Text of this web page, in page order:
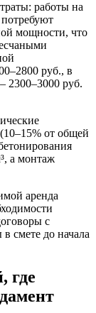
работы на
мощности, что
руб., в
2300–3000 руб.
от общей
а монтаж
аренда
с
смете до начала
где